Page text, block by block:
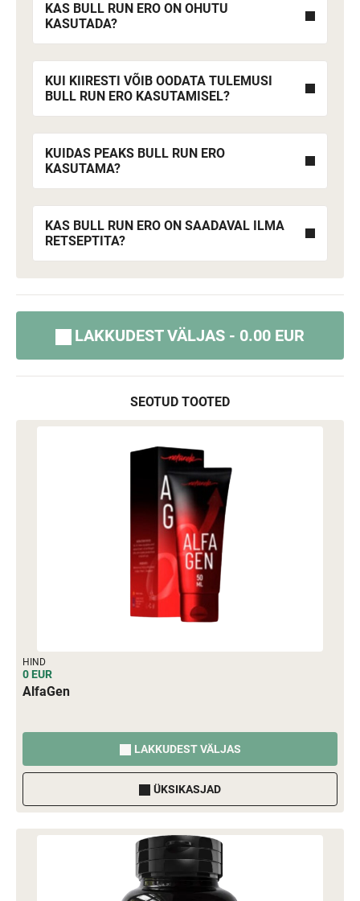
KAS BULL RUN ERO ON OHUTU
KASUTADA?
KUI KIIRESTI VÕIB OODATA TULEMUSI
BULL RUN ERO KASUTAMISEL?
KUIDAS PEAKS BULL RUN ERO
KASUTAMA?
KAS BULL RUN ERO ON SAADAVAL ILMA
RETSEPTITA?
LAKKUDEST VÄLJAS - 0.00 EUR
SEOTUD TOOTED
HIND
0 EUR
AlfaGen
LAKKUDEST VÄLJAS
ÜKSIKASJAD